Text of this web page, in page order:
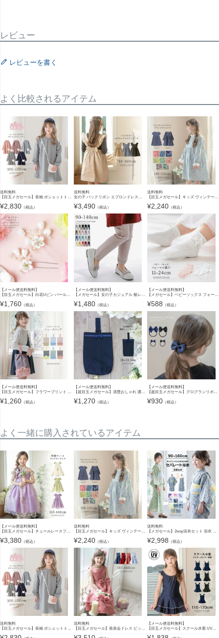
レビュー
レビューを書く
よく比較されるアイテム
送料無料
【目玉メガセール】長袖 ポシェットトレーナーワンピース 女の子 キッズ カジュアル カジュアルワンピース TAK
¥2,830 （税込）
送料無料
女の子 バックリボン エプロンドレスワンピース フリル［ キャメル ］おしゃれ かわいいスカート コットン 春 夏 秋 冬 TAK カジュアル カジュアルワンピース
¥3,490（税込）
送料無料
【目玉メガセール】キッズ ヴィンテージフラワープリントワンピース コットン 長袖 半袖 女の子服 カジュアル 子供服 カジュアルワンピース キャサリンコテージ TAK
¥2,240 （税込）
【メール便送料無料】
【目玉メガセール】白花Uピン パールフラワーエレガンスUピン 2本セット キャサリンコテージ YUP12《メール便優先商品》
¥1,760 （税込）
【メール便送料無料】
【メガセール】女の子カジュアル 裾レースカラーストレッチレギンスYUP12《メール便優先商品》
¥1,480（税込）
【メール便送料無料】
【メガセール】ベビーソックス フォーマル ショートソックスYUP4《メール便優先商品》EOP
¥588 （税込）
【メール便送料無料】
【目玉メガセール】フラワープリント 上履き入れ 切り替えフリルリボン シューズバッグ スクール キャサリンコテージ 入園 入学 YUP12 《メール便優先商品》
¥1,260 （税込）
【メール便送料無料】
【超目玉メガセール】清楚おしゃれ 濃紺シンプル上履きバッグ YUP12《メール便優先商品》
¥1,270（税込）
【メール便送料無料】
【超目玉メガセール】グログランリボンヘアゴム 黒 紺 アクセサリー フォーマル ヘアアクセサリー YUP4《メール便優先商品》
¥930 （税込）
よく一緒に購入されているアイテム
【メール便送料無料】
【目玉メガセール】チュールレースフェアリードレス フォーマル ドレス 110 120 130 140 シースルー 透け感 花柄レース 白 紫 緑 キャサリンコテージ YUP12《メール便優先商品》
¥3,380 （税込）
送料無料
【目玉メガセール】キッズ ヴィンテージフラワープリントワンピース コットン 長袖 半袖 女の子服 カジュアル 子供服 カジュアルワンピース キャサリンコテージ TAK
¥2,240（税込）
送料無料
【メガセール】2way浴衣セット 浴衣 ワンピース キッズ [再入荷なし・在庫限り] セパレート セット 子供 女の子 簡単 着付け 贅沢なロング兵児帯 100 110 120 130 140 夏祭り 夕涼み 花柄 猫柄 キャサ
¥2,998 （税込）
送料無料
【目玉メガセール】長袖 ポシェットトレーナーワンピース 女の子 キッズ カジュアル カジュアルワンピース TAK
送料無料
【目玉メガセール】発表会ドレス ビッグリボンサテンドレス[110 120 130 140 150 160 cm ネイビー 紺 ローズ 水色 サックス]女の子 結婚式 七五三 コンクール衣装 フォーマル ドレス TAK
【メール便送料無料】
【目玉メガセール】スクール水着 UVカット 女の子 キッズ 透けない上質生地 濃紺 キッズ スカート 女の子 小学生 中学生 ワンピース おしゃれ 110 120 130 140 150 160 170 キャサリンコテ